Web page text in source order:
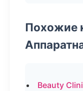
Похожие
Beauty